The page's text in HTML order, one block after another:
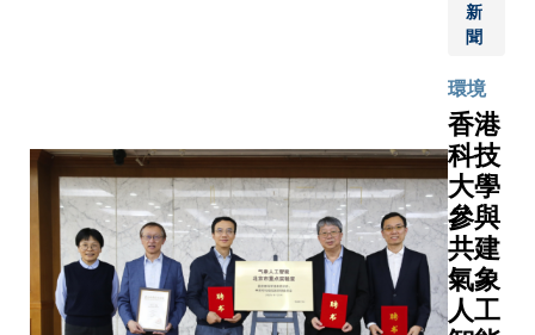
邢怡銘教
解釋：
分子就像
輸入的地
址，而
白就是前
該地址（
DNA目標
的汽車。
統檢測平
包括
鈦礦薄膜
底部界面
常出現空
隙與晶界
納米溝槽
等微結構
缺陷。這
些長期被
忽視的缺
陷嚴重削
弱載流子
的跨學科
團隊，成
發一項嶄
雷射控制
術。該技
作方式猶
慧調光器
在雷射掃
程中精準
新
聞
環境
香港
科技
大學
參與
共建
氣象
人工